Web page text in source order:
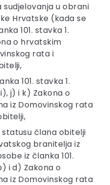
u obrani
Hrvatske (kada se
101. stavka 1.
o hrvatskim
rata i
101. stavka 1.
j) i k) Zakona o
iz Domovinskog rata
člana obitelji
branitelja iz
iz članka 101.
i d) Zakona o
iz Domovinskog rata